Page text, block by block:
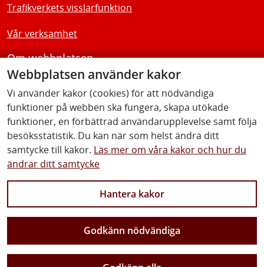
Webbplatsen använder kakor
Vi använder kakor (cookies) för att nödvändiga
funktioner på webben ska fungera, skapa utökade
funktioner, en förbättrad användarupplevelse samt följa
besöksstatistik. Du kan när som helst ändra ditt
samtycke till kakor. Läs mer om våra kakor och hur du
ändrar ditt samtycke
Hantera kakor
Godkänn nödvändiga
Vi gör Sverige närmare
Trafikverkets visslarfunktion
Vår verksamhet
Om webbplatsen
Tillgänglighetsredogörelse
Följ oss
Facebook Youtube